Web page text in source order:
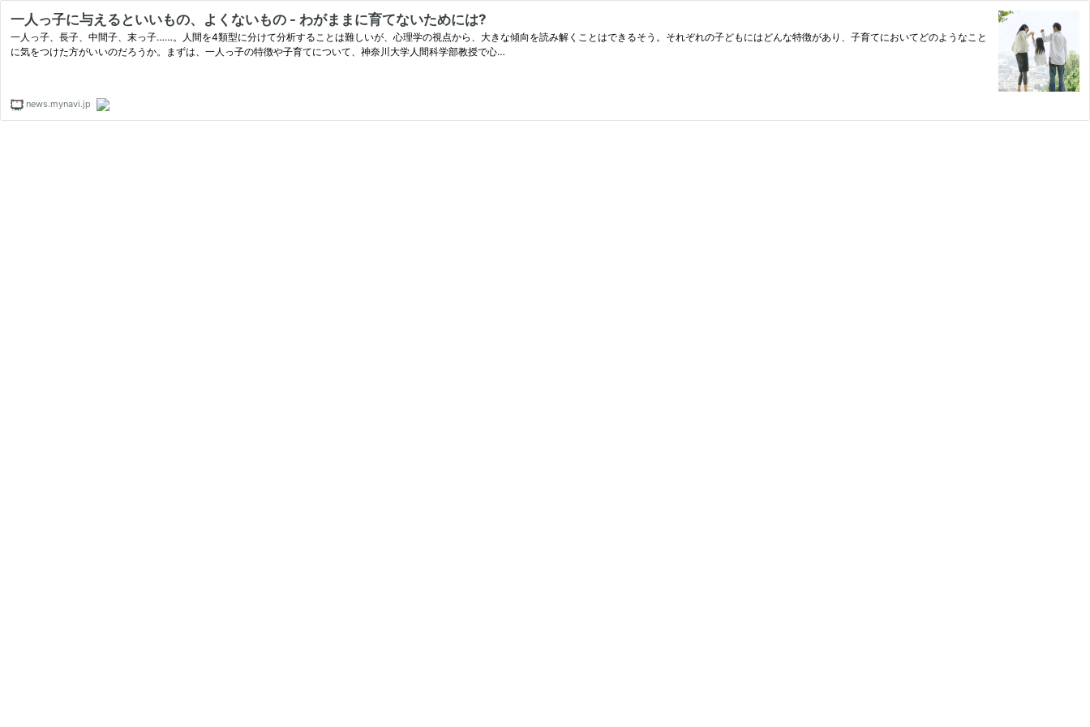
一人っ子に与えるといいもの、よくないもの - わがままに育てないためには?
一人っ子、長子、中間子、末っ子……。人間を4類型に分けて分析することは難しいが、心理学の視点から、大きな傾向を読み解くことはできるそう。それぞれの子どもにはどんな特徴があり、子育てにおいてどのようなこと
に気をつけた方がいいのだろうか。まずは、一人っ子の特徴や子育てについて、神奈川大学人間科学部教授で心…
news.mynavi.jp